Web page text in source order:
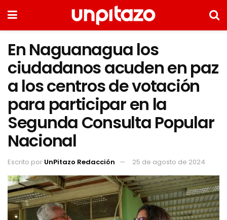
En Naguanagua los
ciudadanos acuden en paz
a los centros de votación
para participar en la
Segunda Consulta Popular
Nacional
Escrito por UnPitazo Redacción 25 de agosto de 2024